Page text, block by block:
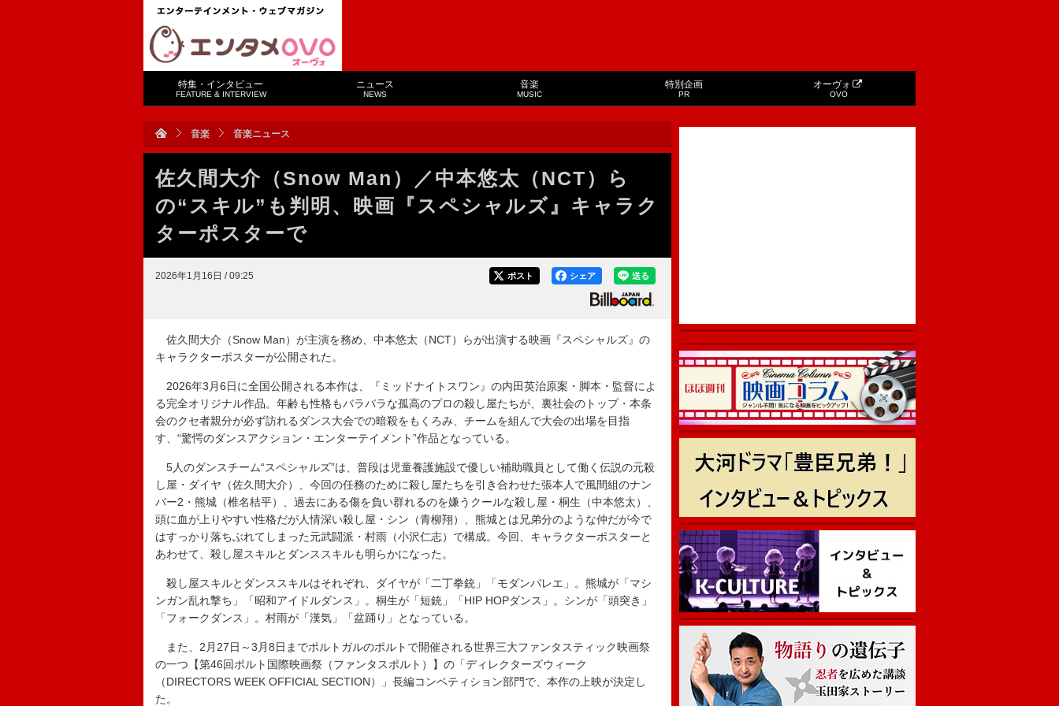
特集・インタビュー
FEATURE & INTERVIEW
ニュース
NEWS
音楽
MUSIC
特別企画
PR
オーヴォ
OVO
音楽 音楽ニュース
佐久間大介（Snow Man）／中本悠太（NCT）ら
の“スキル”も判明、映画『スペシャルズ』キャラク
ターポスターで
2026年1月16日 / 09:25 送る
シェア
ポスト
佐久間大介（Snow Man）が主演を務め、中本悠太（NCT）らが出演する映画『スペシャルズ』の
キャラクターポスターが公開された。
2026年3月6日に全国公開される本作は、『ミッドナイトスワン』の内田英治原案・脚本・監督によ
る完全オリジナル作品。年齢も性格もバラバラな孤高のプロの殺し屋たちが、裏社会のトップ・本条
会のクセ者親分が必ず訪れるダンス大会での暗殺をもくろみ、チームを組んで大会の出場を目指
す、“驚愕のダンスアクション・エンターテイメント”作品となっている。
5人のダンスチーム“スペシャルズ”は、普段は児童養護施設で優しい補助職員として働く伝説の元殺
し屋・ダイヤ（佐久間大介）、今回の任務のために殺し屋たちを引き合わせた張本人で風間組のナン
バー2・熊城（椎名桔平）、過去にある傷を負い群れるのを嫌うクールな殺し屋・桐生（中本悠太）、
頭に血が上りやすい性格だが人情深い殺し屋・シン（青柳翔）、熊城とは兄弟分のような仲だが今で
はすっかり落ちぶれてしまった元武闘派・村雨（小沢仁志）で構成。今回、キャラクターポスターと
あわせて、殺し屋スキルとダンススキルも明らかになった。
殺し屋スキルとダンススキルはそれぞれ、ダイヤが「二丁拳銃」「モダンバレエ」。熊城が「マシ
ンガン乱れ撃ち」「昭和アイドルダンス」。桐生が「短銃」「HIP HOPダンス」。シンが「頭突き」
「フォークダンス」。村雨が「漢気」「盆踊り」となっている。
また、2月27日～3月8日までポルトガルのポルトで開催される世界三大ファンタスティック映画祭
の一つ【第46回ポルト国際映画祭（ファンタスポルト）】の「ディレクターズウィーク
（DIRECTORS WEEK OFFICIAL SECTION）」長編コンペティション部門で、本作の上映が決定し
た。